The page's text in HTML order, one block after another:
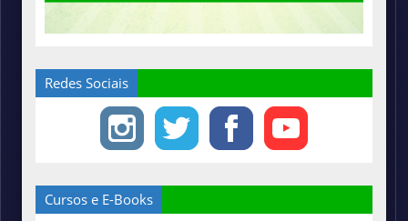
Redes Sociais
Cursos e E-Books